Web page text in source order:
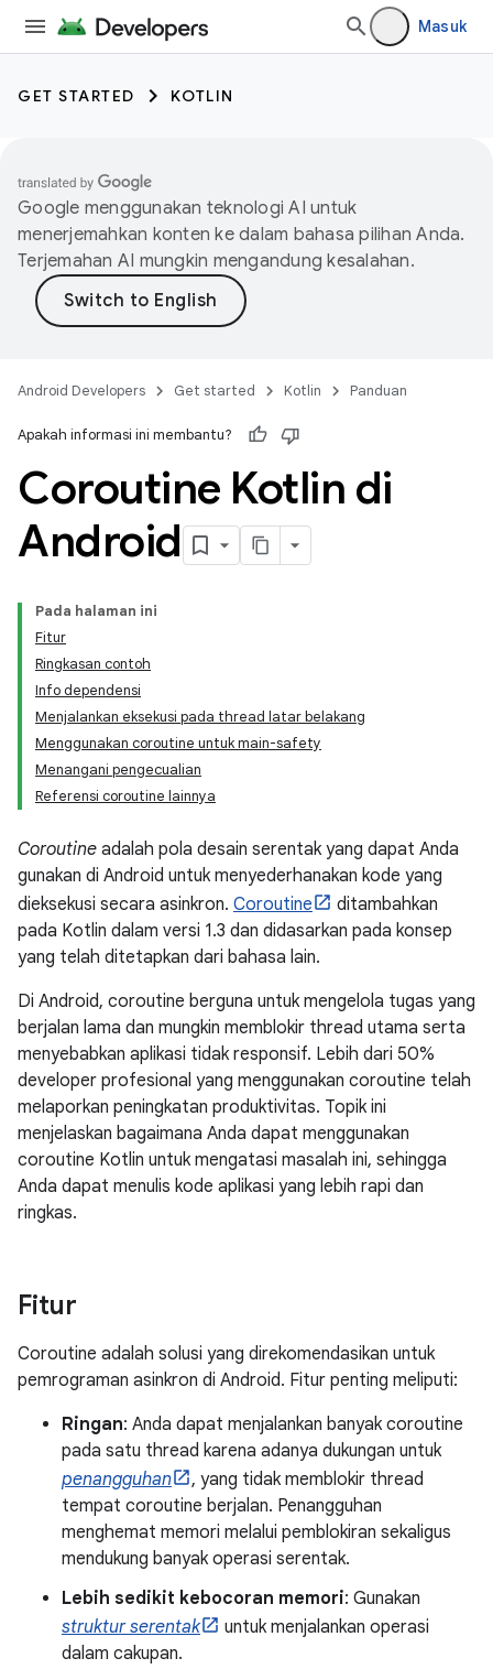
Masuk
GET STARTED KOTLIN
Google menggunakan teknologi AI untuk
menerjemahkan konten ke dalam bahasa pilihan Anda.
Terjemahan AI mungkin mengandung kesalahan.
Android Developers Get started Kotlin Panduan
Apakah informasi ini membantu?
Coroutine Kotlin di
Android
Pada halaman ini
Fitur
Ringkasan contoh
Info dependensi
Menjalankan eksekusi pada thread latar belakang
Menggunakan coroutine untuk main-safety
Menangani pengecualian
Referensi coroutine lainnya
Coroutine adalah pola desain serentak yang dapat Anda
gunakan di Android untuk menyederhanakan kode yang
dieksekusi secara asinkron. Coroutine
ditambahkan
pada Kotlin dalam versi 1.3 dan didasarkan pada konsep
yang telah ditetapkan dari bahasa lain.
Di Android, coroutine berguna untuk mengelola tugas yang
berjalan lama dan mungkin memblokir thread utama serta
menyebabkan aplikasi tidak responsif. Lebih dari 50%
developer profesional yang menggunakan coroutine telah
melaporkan peningkatan produktivitas. Topik ini
menjelaskan bagaimana Anda dapat menggunakan
coroutine Kotlin untuk mengatasi masalah ini, sehingga
Anda dapat menulis kode aplikasi yang lebih rapi dan
ringkas.
Fitur
Coroutine adalah solusi yang direkomendasikan untuk
pemrograman asinkron di Android. Fitur penting meliputi:
Ringan: Anda dapat menjalankan banyak coroutine
pada satu thread karena adanya dukungan untuk
penangguhan
, yang tidak memblokir thread
tempat coroutine berjalan. Penangguhan
menghemat memori melalui pemblokiran sekaligus
mendukung banyak operasi serentak.
Lebih sedikit kebocoran memori: Gunakan
struktur serentak
untuk menjalankan operasi
dalam cakupan.